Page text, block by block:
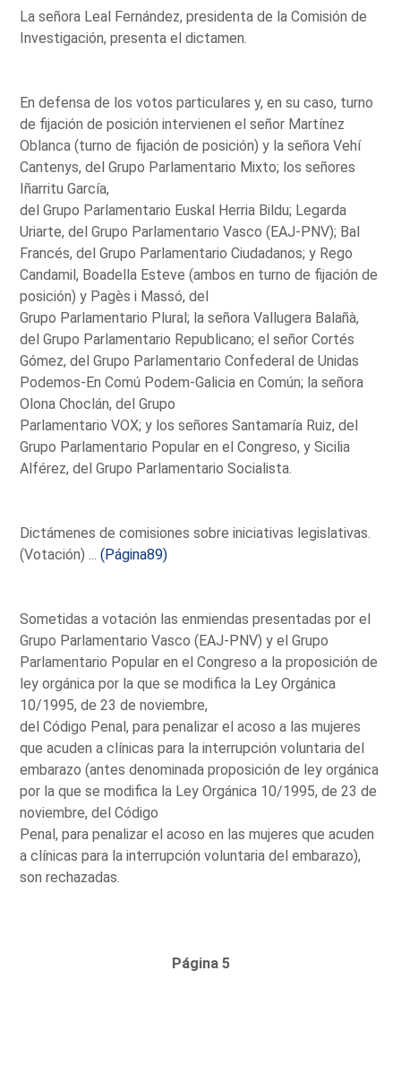
La señora Leal Fernández, presidenta de la Comisión de
Investigación, presenta el dictamen.
En defensa de los votos particulares y, en su caso, turno
de fijación de posición intervienen el señor Martínez
Oblanca (turno de fijación de posición) y la señora Vehí
Cantenys, del Grupo Parlamentario Mixto; los señores
Iñarritu García,
del Grupo Parlamentario Euskal Herria Bildu; Legarda
Uriarte, del Grupo Parlamentario Vasco (EAJ-PNV); Bal
Francés, del Grupo Parlamentario Ciudadanos; y Rego
Candamil, Boadella Esteve (ambos en turno de fijación de
posición) y Pagès i Massó, del
Grupo Parlamentario Plural; la señora Vallugera Balañà,
del Grupo Parlamentario Republicano; el señor Cortés
Gómez, del Grupo Parlamentario Confederal de Unidas
Podemos-En Comú Podem-Galicia en Común; la señora
Olona Choclán, del Grupo
Parlamentario VOX; y los señores Santamaría Ruiz, del
Grupo Parlamentario Popular en el Congreso, y Sicilia
Alférez, del Grupo Parlamentario Socialista.
Dictámenes de comisiones sobre iniciativas legislativas.
(Votación) ...(Página89)
Sometidas a votación las enmiendas presentadas por el
Grupo Parlamentario Vasco (EAJ-PNV) y el Grupo
Parlamentario Popular en el Congreso a la proposición de
ley orgánica por la que se modifica la Ley Orgánica
10/1995, de 23 de noviembre,
del Código Penal, para penalizar el acoso a las mujeres
que acuden a clínicas para la interrupción voluntaria del
embarazo (antes denominada proposición de ley orgánica
por la que se modifica la Ley Orgánica 10/1995, de 23 de
noviembre, del Código
Penal, para penalizar el acoso en las mujeres que acuden
a clínicas para la interrupción voluntaria del embarazo),
son rechazadas.
Página 5